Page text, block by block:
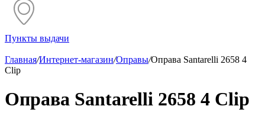
Пункты выдачи
Главная/Интернет-магазин/Оправы/Оправа Santarelli 2658 4
Clip
Оправа Santarelli 2658 4 Clip